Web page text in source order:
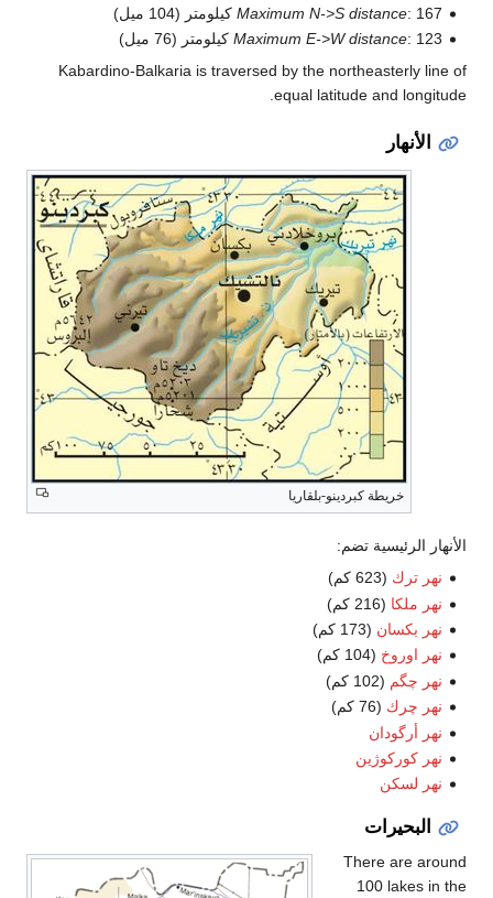
Maximum N->S distance
Maximum E->W distance
Kabardino-Balkaria is traversed by the northeasterly
equal latitude and
الأنهار
خريطة كبردينو-بلقاريا
الرئيسية تضم:
ترك (623 كم)
ملكا (216 كم)
بكسان(173 كم)
اوروخ(104 كم)
چگم (102 كم)
چرك (76 كم)
أرگودان
كوركوژين
لسكن
البحيرات
There are
100 lakes